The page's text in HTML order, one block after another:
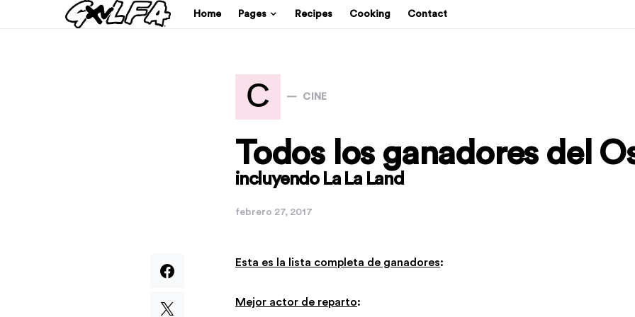
Home Pages Recipes Cooking Contact
C CINE
Todos los ganadores del
incluyendo La La Land
febrero 27, 2017
Esta es la lista completa de ganadores:
Mejor actor de reparto: